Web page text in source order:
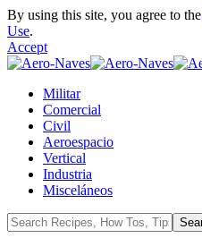
By using this site, you agree to the
Use.
Accept
Militar
Comercial
Civil
Aeroespacio
Vertical
Industria
Misceláneos